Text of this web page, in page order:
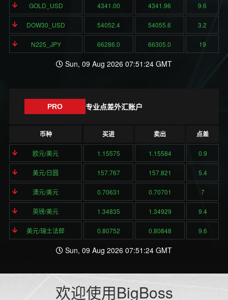
GOLD_USD 4341.00 4341.96 9.6
DOW30_USD 54052.4 54055.6 3.2
N225_JPY 66286.0 66305.0 19
Sun, 09 Aug 2026 07:51:24 GMT
PRO 专业点差外汇账户
币种 买进 卖出 点差
欧元/美元 1.15575 1.15584 0.9
美元/日圆 157.767 157.821 5.4
澳元/美元 0.70631 0.70701 7
英镑/美元 1.34835 1.34929 9.4
美元/瑞士法郎 0.80752 0.80848 9.6
Sun, 09 Aug 2026 07:51:24 GMT
欢迎使用BigBoss